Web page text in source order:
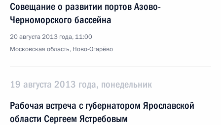
Совещание о развитии портов Азово-
Черноморского бассейна
20 августа 2013 года, 11:00
Московская область, Ново-Огарёво
19 августа 2013 года, понедельник
Рабочая встреча с губернатором Ярославской
области Сергеем Ястребовым